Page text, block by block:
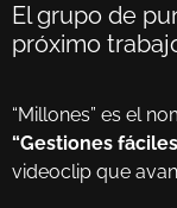
El grupo de
próximo
“Millones” es el
“Gestiones
videoclip que